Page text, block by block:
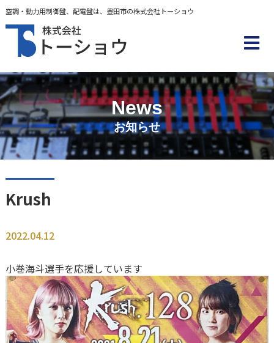
空調・動力用制御盤、配電盤は、豊田市の株式会社トーショウ
News
お知らせ
Krush
2022.04.12
小巻海斗選手を応援しています